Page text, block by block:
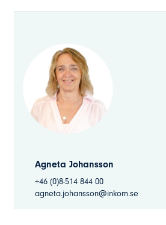
Agneta Johansson
+46 (0)8-514 844 00
agneta.johansson@inkom.se